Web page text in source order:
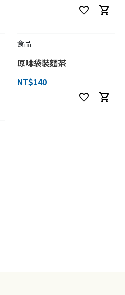
favorite shopping_cart
食品
原味袋裝麵茶
NT$140
favorite shopping_cart